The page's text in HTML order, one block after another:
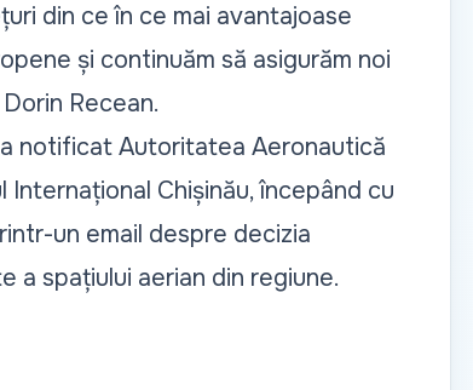
din ce în ce mai avantajoase
și continuăm să asigurăm noi
Recean.
notificat Autoritatea Aeronautică
Chișinău, începând cu
un email despre decizia
a spațiului aerian din regiune.